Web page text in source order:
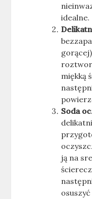
idealne.
miękką
Soda
ją na